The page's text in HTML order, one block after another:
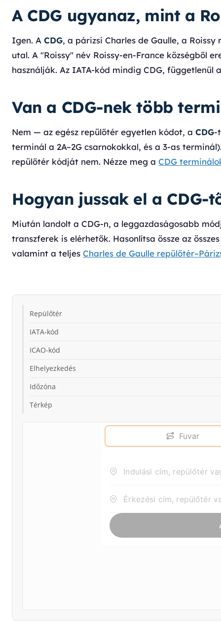
A CDG ugyanaz, mint a
Igen. A CDG, a párizsi Charles de Gaulle, a
utal. A "Roissy" név Roissy-en-France községből
használják. Az IATA-kód mindig CDG,
Van a CDG-nek több
Nem — az egész repülőtér egyetlen kódot, a CDG-
terminál a 2A–2G csarnokokkal, és a 3-as
repülőtér kódját nem. Nézze meg a CDG
Hogyan jussak el a CDG-
Miután landolt a CDG-n, a leggazdaságosabb
transzferek is elérhetők. Hasonlítsa össze az
valamint a teljes Charles de Gaulle
Repülőtér
IATA-kód
ICAO-kód
Elhelyezkedés
Időzóna
Térkép